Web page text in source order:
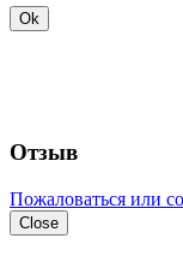
Ok
Отзыв
Пожаловаться или
Close